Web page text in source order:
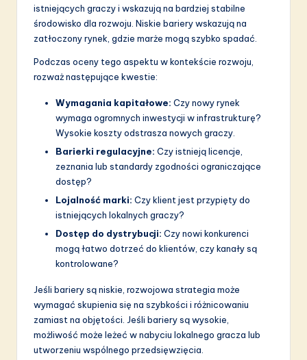
istniejących graczy i wskazują na bardziej stabilne
środowisko dla rozwoju. Niskie bariery wskazują na
zatłoczony rynek, gdzie marże mogą szybko spadać.
Podczas oceny tego aspektu w kontekście rozwoju,
rozważ następujące kwestie:
Wymagania kapitałowe: Czy nowy rynek
wymaga ogromnych inwestycji w infrastrukturę?
Wysokie koszty odstrasza nowych graczy.
Barierki regulacyjne: Czy istnieją licencje,
zeznania lub standardy zgodności ograniczające
dostęp?
Lojalność marki: Czy klient jest przypięty do
istniejących lokalnych graczy?
Dostęp do dystrybucji: Czy nowi konkurenci
mogą łatwo dotrzeć do klientów, czy kanały są
kontrolowane?
Jeśli bariery są niskie, rozwojowa strategia może
wymagać skupienia się na szybkości i różnicowaniu
zamiast na objętości. Jeśli bariery są wysokie,
możliwość może leżeć w nabyciu lokalnego gracza lub
utworzeniu wspólnego przedsięwzięcia.